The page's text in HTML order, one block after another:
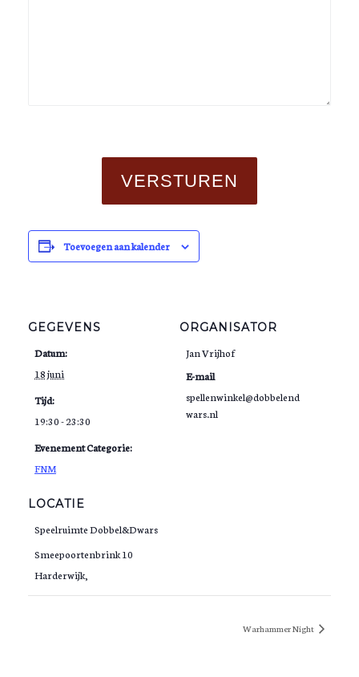
Toevoegen aan kalender
GEGEVENS
Datum:
18 juni
Tijd:
19:30 - 23:30
Evenement Categorie:
FNM
LOCATIE
Speelruimte Dobbel&Dwars
Smeepoortenbrink 10
Harderwijk
ORGANISATOR
Jan Vrijhof
E-mail
spellenwinkel@dobbelend
wars.nl
Warhammer Night